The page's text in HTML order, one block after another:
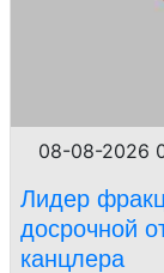
08-08-2026
Лидер
досрочной
канцлера